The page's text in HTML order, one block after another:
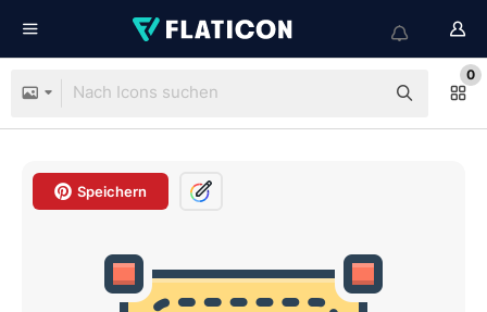
0
Speichern